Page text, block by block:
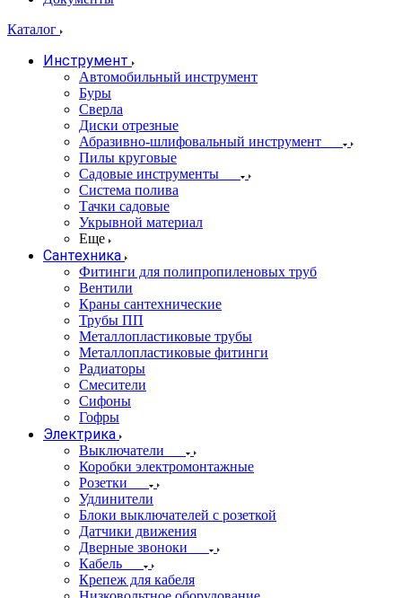
Каталог
Инструмент
Автомобильный инструмент
Буры
Сверла
Диски отрезные
Абразивно-шлифовальный инструмент
Пилы круговые
Садовые инструменты
Система полива
Тачки садовые
Укрывной материал
Еще
Сантехника
Фитинги для полипропиленовых труб
Вентили
Краны сантехнические
Трубы ПП
Металлопластиковые трубы
Металлопластиковые фитинги
Радиаторы
Смесители
Сифоны
Гофры
Электрика
Выключатели
Коробки электромонтажные
Розетки
Удлинители
Блоки выключателей с розеткой
Датчики движения
Дверные звоноки
Кабель
Крепеж для кабеля